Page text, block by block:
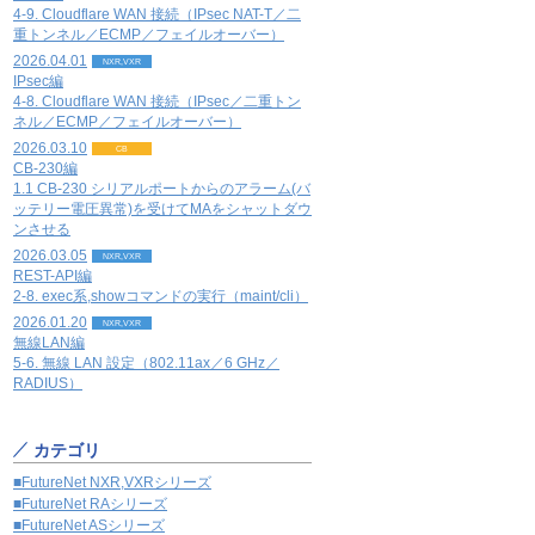
4-9. Cloudflare WAN 接続（IPsec NAT-T／二
重トンネル／ECMP／フェイルオーバー）
2026.04.01
NXR,VXR
IPsec編
4-8. Cloudflare WAN 接続（IPsec／二重トン
ネル／ECMP／フェイルオーバー）
2026.03.10
CB
CB-230編
1.1 CB-230 シリアルポートからのアラーム(バ
ッテリー電圧異常)を受けてMAをシャットダウ
ンさせる
2026.03.05
NXR,VXR
REST-API編
2-8. exec系,showコマンドの実行（maint/cli）
2026.01.20
NXR,VXR
無線LAN編
5-6. 無線 LAN 設定（802.11ax／6 GHz／
RADIUS）
カテゴリ
■FutureNet NXR,VXRシリーズ
■FutureNet RAシリーズ
■FutureNet ASシリーズ